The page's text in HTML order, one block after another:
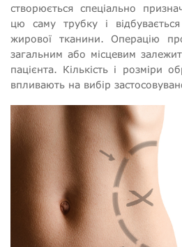
створюється спеціально
цю саму трубку і
жирової тканини. Операцію
загальним або місцевим
пацієнта. Кількість і розміри
впливають на вибір